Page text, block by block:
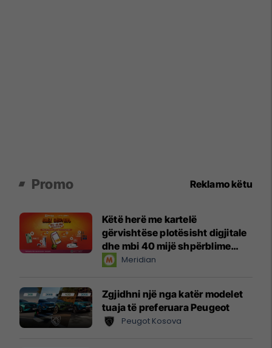
Promo Reklamo këtu
Këtë herë me kartelë
gërvishtëse plotësisht digjitale
dhe mbi 40 mijë shpërblime
instant!Meridian
Zgjidhni një nga katër modelet
tuaja të preferuara Peugeot
Peugot Kosova